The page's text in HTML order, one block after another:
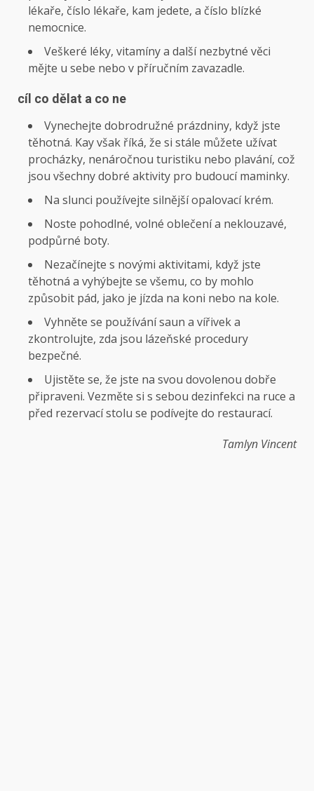
lékaře, číslo lékaře, kam jedete, a číslo blízké
nemocnice.
Veškeré léky, vitamíny a další nezbytné věci
mějte u sebe nebo v příručním zavazadle.
cíl co dělat a co ne
Vynechejte dobrodružné prázdniny, když jste
těhotná. Kay však říká, že si stále můžete užívat
procházky, nenáročnou turistiku nebo plavání, což
jsou všechny dobré aktivity pro budoucí maminky.
Na slunci používejte silnější opalovací krém.
Noste pohodlné, volné oblečení a neklouzavé,
podpůrné boty.
Nezačínejte s novými aktivitami, když jste
těhotná a vyhýbejte se všemu, co by mohlo
způsobit pád, jako je jízda na koni nebo na kole.
Vyhněte se používání saun a vířivek a
zkontrolujte, zda jsou lázeňské procedury
bezpečné.
Ujistěte se, že jste na svou dovolenou dobře
připraveni. Vezměte si s sebou dezinfekci na ruce a
před rezervací stolu se podívejte do restaurací.
Tamlyn Vincent